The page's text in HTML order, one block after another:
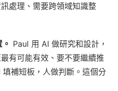
處理、需要跨領域知識整
Paul 用 AI 做研究和設計，
有可能有效、要不要繼續推
補短板，人做判斷。這個分